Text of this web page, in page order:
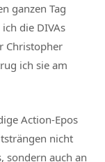
ganzen Tag
die DIVAs
Christopher
ich sie am
Action-Epos
nicht
sondern auch an